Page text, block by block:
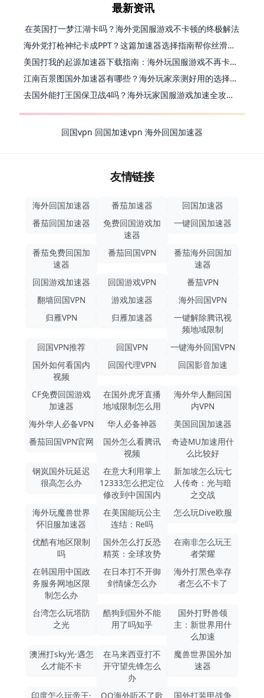
最新资讯
在英国打一梦江湖卡吗？海外党国服游戏不卡顿的终极解法
海外党打枪神纪卡成PPT？这篇加速器选择指南帮你丝滑上分
美国打我的起源加速器下载指南：海外玩国服游戏不再卡的终极方案
江南百景图国外加速器有哪些？海外玩家亲测好用的选择与避坑指南
去国外能打王国保卫战4吗？海外玩家国服游戏加速全攻略（附公主连结幻想江湖实测）
回国vpn 回国加速vpn 海外回国加速器
友情链接
海外回国加速器 番茄加速器
回国加速器
番茄回国加速器
免费回国游戏加
速器
一键回国加速器
番茄免费回国加
速器
番茄回国VPN
番茄海外回国加
速器
回国游戏加速器
回国游戏VPN
番茄VPN
翻墙回国VPN
游戏加速器
海外回国VPN
归雁VPN
归雁加速器
一键解除腾讯视
频地域限制
回国VPN推荐
回国VPN
一键海外回国VPN
国外如何看国内
视频
回国代理VPN 回国影音加速
CF免费回国游戏
加速器
在国外虎牙直播
地域限制怎么用
海外华人翻回国
内VPN
海外华人必备VPN
华人必备神器
美国回国加速器
番茄回国VPN官网
国外怎么看腾讯
视频
奇迹MU加速用什
么比较好
钢岚国外玩延迟
很高怎么办
在意大利用掌上
12333怎么把定位
修改到中国国内
新加坡怎么玩七
人传奇：光与暗
之交战
海外玩魔兽世界
怀旧服加速器
在美国能玩公主
连结：Re吗
怎么玩Dive欧服
优酷有地区限制
吗
国外怎么打反恐
精英：全球攻势
在南非怎么玩王
者荣耀
在韩国用中国政
务服务网地区限
制怎么办
在日本打不开御
剑情缘怎么办
海外打黑色幸存
者怎么不卡了
台湾怎么玩塔防
之光
酷狗到国外不能
用了吗知乎
国外打野兽领
主：新世界用什
么加速
澳洲打sky光·遇怎
么才能不卡
在马来西亚打不
开守望先锋怎么
办
魔兽世界国外加
速器
印度怎么玩帝王· QQ海外听不了歌 国外打装甲战争